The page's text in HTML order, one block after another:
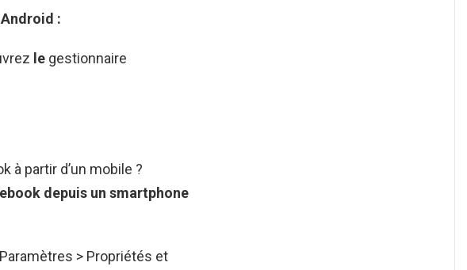
Android :
le gestionnaire
à partir d’un mobile ?
depuis un smartphone
> Propriétés et